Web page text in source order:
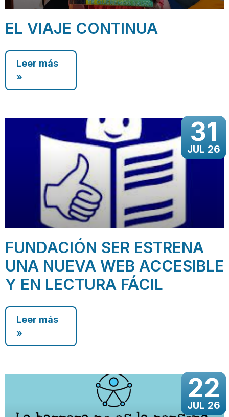
EL VIAJE CONTINUA
Leer más
»
31
JUL 26
FUNDACIÓN SER ESTRENA
UNA NUEVA WEB ACCESIBLE
Y EN LECTURA FÁCIL
Leer más
»
22
JUL 26